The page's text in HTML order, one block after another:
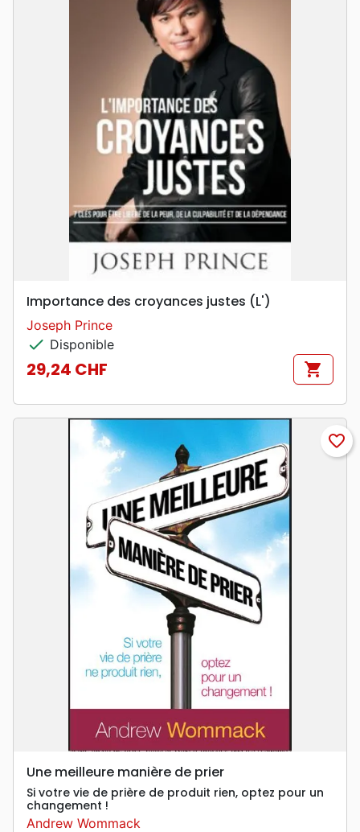
Importance des croyances justes (L')
Joseph Prince
check Disponible
Prix
29,24 CHF shopping_cart
favorite_border
Une meilleure manière de prier
Si votre vie de prière de produit rien, optez pour un
changement !
Andrew Wommack